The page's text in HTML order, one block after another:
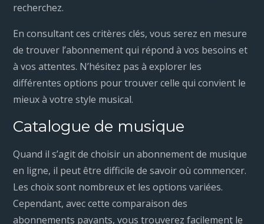
recherchez.
En consultant ces critères clés, vous serez en mesure
de trouver l’abonnement qui répond à vos besoins et
à vos attentes. N’hésitez pas à explorer les
différentes options pour trouver celle qui convient le
mieux à votre style musical.
Catalogue de musique
Quand il s’agit de choisir un abonnement de musique
en ligne, il peut être difficile de savoir où commencer.
Les choix sont nombreux et les options variées.
Cependant, avec cette comparaison des
abonnements payants, vous trouverez facilement le